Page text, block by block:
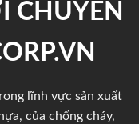
CHUYÊN
lĩnh vực sản xuất
của chống cháy,